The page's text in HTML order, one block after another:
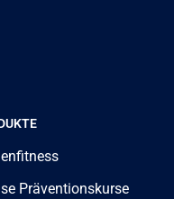
Präventionskurse